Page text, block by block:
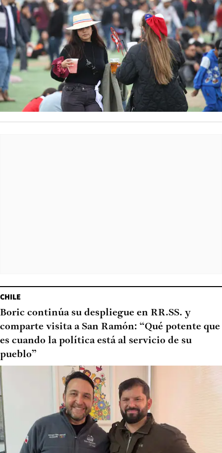
CHILE
Boric continúa su despliegue en RR.SS. y
comparte visita a San Ramón: “Qué potente que
es cuando la política está al servicio de su
pueblo”